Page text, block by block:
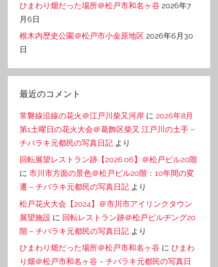
ひまわり畑だった場所＠松戸市和名ヶ谷 2026年7
月6日
根木内歴史公園＠松戸市小金原地区 2026年6月30
日
最近のコメント
常磐線沿線の花火＠江戸川柴又河岸 に 2026年8月
第1土曜日の花火大会＠葛飾区柴又 江戸川の土手 –
チバラキ元都民の写真日記 より
回転展望レストラン跡【2026.06】＠松戸ビル20階
に 市川市方面の景色＠松戸ビル20階：10年間の変
遷 – チバラキ元都民の写真日記 より
松戸花火大会【2024】＠市川市アイリンクタウン
展望施設 に 回転レストラン跡＠松戸ビルヂング20
階 – チバラキ元都民の写真日記 より
ひまわり畑だった場所＠松戸市和名ヶ谷 に ひまわ
り畑＠松戸市和名ヶ谷 – チバラキ元都民の写真日